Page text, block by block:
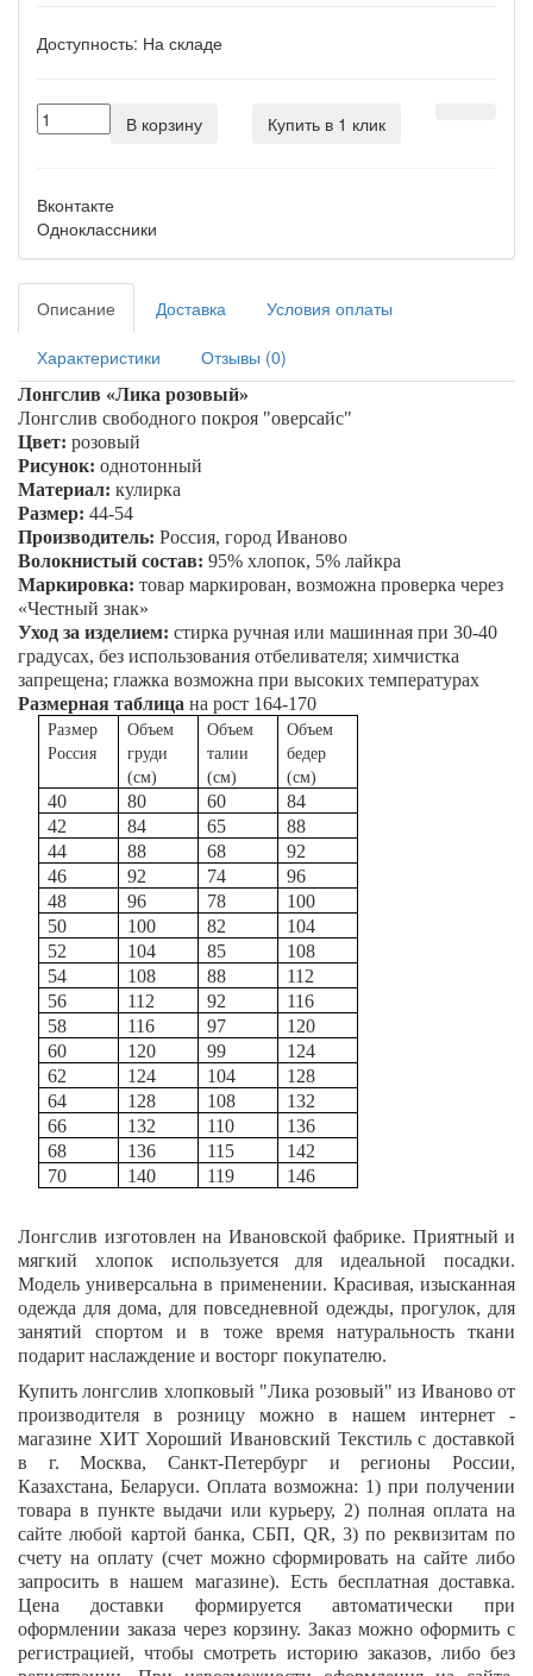
Доступность: На складе
В корзину Купить в 1 клик
Вконтакте
Одноклассники
Описание Доставка Условия оплаты
Характеристики Отзывы (0)
Лонгслив «Лика розовый»
Лонгслив свободного покроя "оверсайс"
Цвет: розовый
Рисунок: однотонный
Материал: кулирка
Размер: 44-54
Производитель: Россия, город Иваново
Волокнистый состав: 95% хлопок, 5% лайкра
Маркировка: товар маркирован, возможна проверка через
«Честный знак»
Уход за изделием: стирка ручная или машинная при 30-40
градусах, без использования отбеливателя; химчистка
запрещена; глажка возможна при высоких температурах
Размерная таблица на рост 164-170
Размер
Россия
Объем
груди
(см)
Объем
талии
(см)
Объем
бедер
(см)
40 80 60
84
42
84 65
88
44
88 68
92
46
92 74
96
48
96 78
100
50
100 82
104
52
104 85
108
54
108 88
112
56
112 92
116
58
116 97
120
60
120 99
124
62
124 104
128
64
128 108
132
66
132 110
136
68
136 115
142
70
140 119 146
Лонгслив изготовлен на Ивановской фабрике. Приятный и
мягкий хлопок используется для идеальной посадки.
Модель универсальна в применении. Красивая, изысканная
одежда для дома, для повседневной одежды, прогулок, для
занятий спортом и в тоже время натуральность ткани
подарит наслаждение и восторг покупателю.
Купить лонгслив хлопковый "Лика розовый" из Иваново от
производителя в розницу можно в нашем интернет -
магазине ХИТ Хороший Ивановский Текстиль с доставкой
в г. Москва, Санкт-Петербург и регионы России,
Казахстана, Беларуси. Оплата возможна: 1) при получении
товара в пункте выдачи или курьеру, 2) полная оплата на
сайте любой картой банка, СБП, QR, 3) по реквизитам по
счету на оплату (счет можно сформировать на сайте либо
запросить в нашем магазине). Есть бесплатная доставка.
Цена доставки формируется автоматически при
оформлении заказа через корзину. Заказ можно оформить с
регистрацией, чтобы смотреть историю заказов, либо без